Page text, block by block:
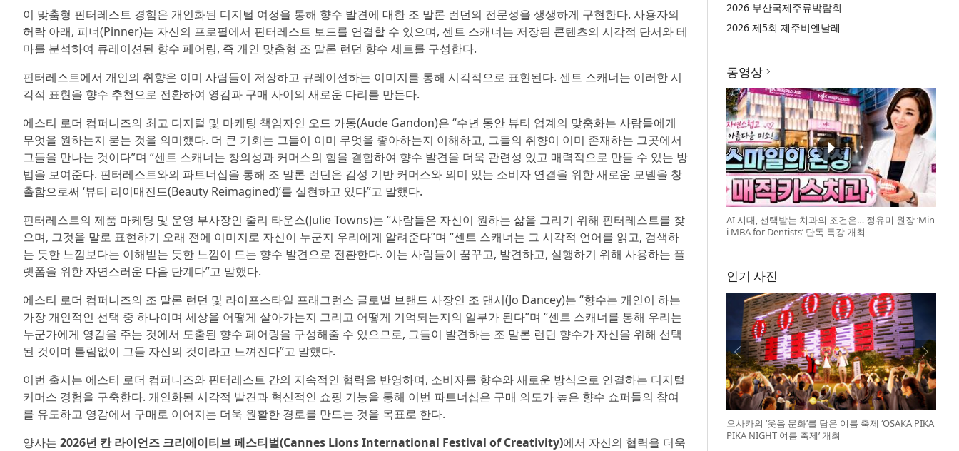
이 맞춤형 핀터레스트 경험은 개인화된 디지털 여정을 통해 향수 발견에 대한 조 말론 런던의 전문성을 생생하게 구현한다. 사용자의
허락 아래, 피너(Pinner)는 자신의 프로필에서 핀터레스트 보드를 연결할 수 있으며, 센트 스캐너는 저장된 콘텐츠의 시각적 단서와 테
마를 분석하여 큐레이션된 향수 페어링, 즉 개인 맞춤형 조 말론 런던 향수 세트를 구성한다.
핀터레스트에서 개인의 취향은 이미 사람들이 저장하고 큐레이션하는 이미지를 통해 시각적으로 표현된다. 센트 스캐너는 이러한 시
각적 표현을 향수 추천으로 전환하여 영감과 구매 사이의 새로운 다리를 만든다.
에스티 로더 컴퍼니즈의 최고 디지털 및 마케팅 책임자인 오드 가동(Aude Gandon)은 “수년 동안 뷰티 업계의 맞춤화는 사람들에게
무엇을 원하는지 묻는 것을 의미했다. 더 큰 기회는 그들이 이미 무엇을 좋아하는지 이해하고, 그들의 취향이 이미 존재하는 그곳에서
그들을 만나는 것이다”며 “센트 스캐너는 창의성과 커머스의 힘을 결합하여 향수 발견을 더욱 관련성 있고 매력적으로 만들 수 있는 방
법을 보여준다. 핀터레스트와의 파트너십을 통해 조 말론 런던은 감성 기반 커머스와 의미 있는 소비자 연결을 위한 새로운 모델을 창
출함으로써 ‘뷰티 리이매진드(Beauty Reimagined)’를 실현하고 있다”고 말했다.
핀터레스트의 제품 마케팅 및 운영 부사장인 줄리 타운스(Julie Towns)는 “사람들은 자신이 원하는 삶을 그리기 위해 핀터레스트를 찾
으며, 그것을 말로 표현하기 오래 전에 이미지로 자신이 누군지 우리에게 알려준다”며 “센트 스캐너는 그 시각적 언어를 읽고, 검색하
는 듯한 느낌보다는 이해받는 듯한 느낌이 드는 향수 발견으로 전환한다. 이는 사람들이 꿈꾸고, 발견하고, 실행하기 위해 사용하는 플
랫폼을 위한 자연스러운 다음 단계다”고 말했다.
에스티 로더 컴퍼니즈의 조 말론 런던 및 라이프스타일 프래그런스 글로벌 브랜드 사장인 조 댄시(Jo Dancey)는 “향수는 개인이 하는
가장 개인적인 선택 중 하나이며 세상을 어떻게 살아가는지 그리고 어떻게 기억되는지의 일부가 된다”며 “센트 스캐너를 통해 우리는
누군가에게 영감을 주는 것에서 도출된 향수 페어링을 구성해줄 수 있으므로, 그들이 발견하는 조 말론 런던 향수가 자신을 위해 선택
된 것이며 틀림없이 그들 자신의 것이라고 느껴진다”고 말했다.
이번 출시는 에스티 로더 컴퍼니즈와 핀터레스트 간의 지속적인 협력을 반영하며, 소비자를 향수와 새로운 방식으로 연결하는 디지털
커머스 경험을 구축한다. 개인화된 시각적 발견과 혁신적인 쇼핑 기능을 통해 이번 파트너십은 구매 의도가 높은 향수 쇼퍼들의 참여
를 유도하고 영감에서 구매로 이어지는 더욱 원활한 경로를 만드는 것을 목표로 한다.
양사는 2026년 칸 라이언즈 크리에이티브 페스티벌(Cannes Lions International Festival of Creativity)에서 자신의 협력을 더욱
2026 부산국제주류박람회
2026 제5회 제주비엔날레
동영상
AI 시대, 선택받는 치과의 조건은… 정유미 원장 ‘Min
i MBA for Dentists’ 단독 특강 개최
인기 사진
오사카의 ‘웃음 문화’를 담은 여름 축제 ‘OSAKA PIKA
PIKA NIGHT 여름 축제’ 개최